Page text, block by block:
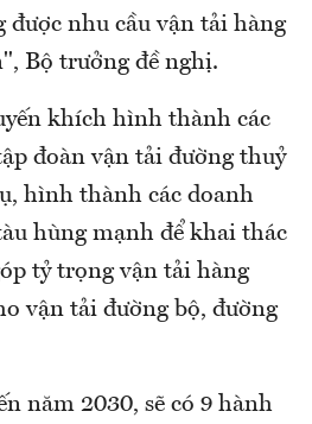
được nhu cầu vận tải hàng
Bộ trưởng đề nghị.
khích hình thành các
đoàn vận tải đường thuỷ
hình thành các doanh
hùng mạnh để khai thác
tỷ trọng vận tải hàng
vận tải đường bộ, đường
năm 2030, sẽ có 9 hành